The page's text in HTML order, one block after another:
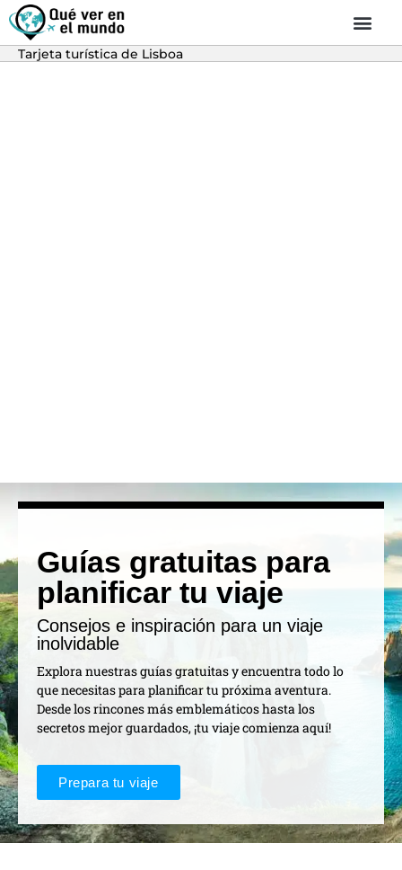
Tarjeta turística de Lisboa
Guías gratuitas para
planificar tu viaje
Consejos e inspiración para un viaje
inolvidable
Explora nuestras guías gratuitas y encuentra todo lo
que necesitas para planificar tu próxima aventura.
Desde los rincones más emblemáticos hasta los
secretos mejor guardados, ¡tu viaje comienza aquí!
Prepara tu viaje